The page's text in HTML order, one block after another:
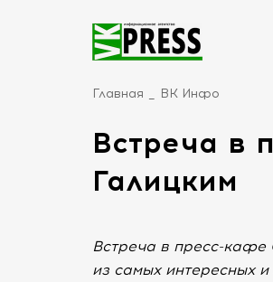
Главная ВК Инфо
Встреча в
Галицким
Встреча в пресс-кафе
из самых интересных